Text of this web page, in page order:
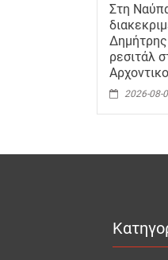
Στη
ρεσιτάλ
2026-08-